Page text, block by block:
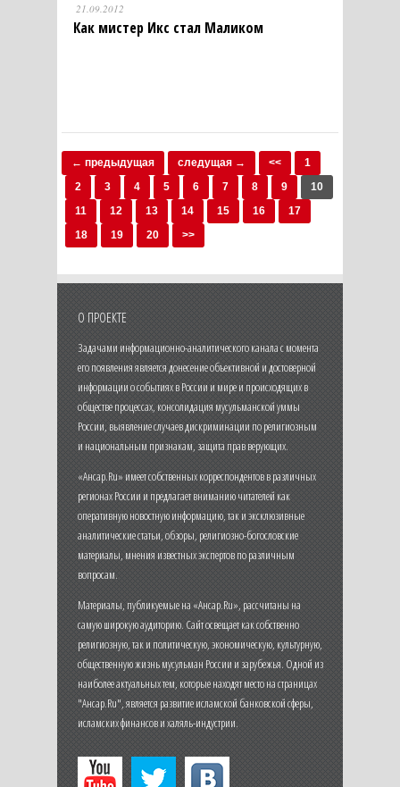
21.09.2012
Как мистер Икс стал Маликом
← предыдущая следущая → <<
1
2
3 4 5 6 7 8 9
10
11
12 13 14 15 16
17
18
19 20 >>
О ПРОЕКТЕ
Задачами информационно-аналитического канала с момента
его появления является донесение объективной и достоверной
информации о событиях в России и мире и происходящих в
обществе процессах, консолидация мусульманской уммы
России, выявление случаев дискриминации по религиозным
и национальным признакам, защита прав верующих.
«Ансар.Ru» имеет собственных корреспондентов в различных
регионах России и предлагает вниманию читателей как
оперативную новостную информацию, так и эксклюзивные
аналитические статьи, обзоры, религиозно-богословские
материалы, мнения известных экспертов по различным
вопросам.
Материалы, публикуемые на «Ансар.Ru», рассчитаны на
самую широкую аудиторию. Сайт освещает как собственно
религиозную, так и политическую, экономическую, культурную,
общественную жизнь мусульман России и зарубежья. Одной из
наиболее актуальных тем, которые находят место на страницах
"Ансар.Ru", является развитие исламской банковской сферы,
исламских финансов и халяль-индустрии.